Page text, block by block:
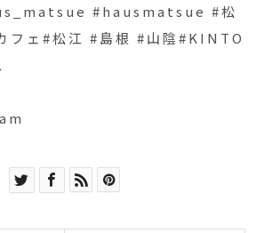
#hausmatsue #松
フェ#松江 #島根 #山陰#KINTO